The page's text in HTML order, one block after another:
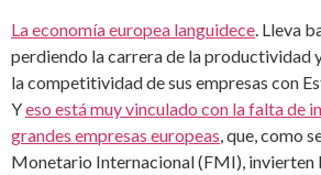
La economía europea languidece . Lleva
perdiendo la carrera de la productividad
la competitividad de sus empresas con
Yeso está muy vinculado con la falta de
grandes empresas europeas , que, como
Monetario Internacional (FMI), invierten